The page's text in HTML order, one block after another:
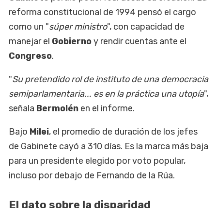
reforma constitucional de 1994 pensó el cargo
como un "súper ministro", con capacidad de
manejar el Gobiernoy rendir cuentas ante el
Congreso.
"Su pretendido rol de instituto de una democracia
semiparlamentaria... es en la práctica una utopía",
señala Bermolén en el informe.
Bajo Milei, el promedio de duración de los jefes
de Gabinete cayó a 310 días. Es la marca más baja
para un presidente elegido por voto popular,
incluso por debajo de Fernando de la Rúa.
El dato sobre la disparidad